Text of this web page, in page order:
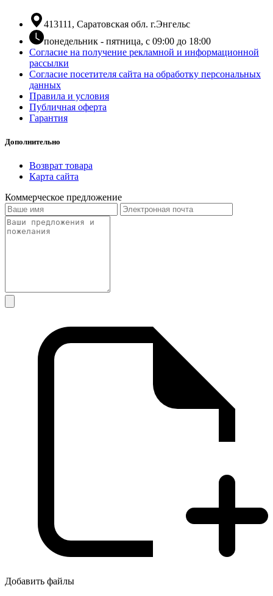
413111, Саратовская обл. г.Энгельс
понедельник - пятница, с 09:00 до 18:00
Согласие на получение рекламной и информационной
рассылки
Согласие посетителя сайта на обработку персональных
данных
Правила и условия
Публичная оферта
Гарантия
Дополнительно
Возврат товара
Карта сайта
Коммерческое предложение
Добавить файлы